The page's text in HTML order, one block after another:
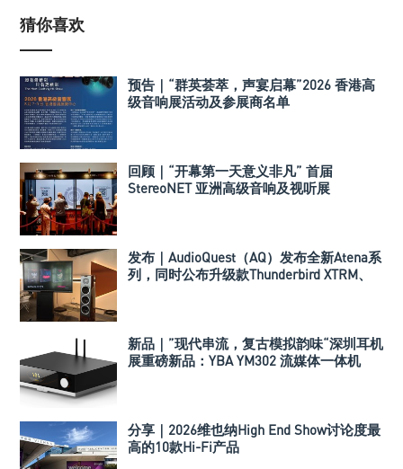
猜你喜欢
预告｜“群英荟萃，声宴启幕”2026 香港高
级音响展活动及参展商名单
回顾｜“开幕第一天意义非凡” 首届
StereoNET 亚洲高级音响及视听展
发布｜AudioQuest（AQ）发布全新Atena系
列，同时公布升级款Thunderbird XTRM、
新品｜”现代串流，复古模拟韵味“深圳耳机
展重磅新品：YBA YM302 流媒体一体机
分享｜2026维也纳High End Show讨论度最
高的10款Hi-Fi产品